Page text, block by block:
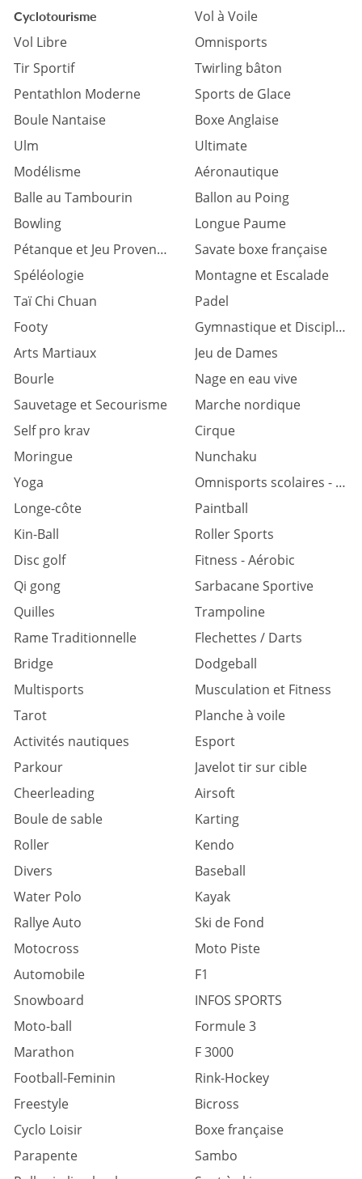
Cyclotourisme
Vol à Voile
Vol Libre
Omnisports
Tir Sportif
Twirling bâton
Pentathlon Moderne
Sports de Glace
Boule Nantaise
Boxe Anglaise
Ulm
Ultimate
Modélisme
Aéronautique
Balle au Tambourin
Ballon au Poing
Bowling
Longue Paume
Pétanque et Jeu Provençal
Savate boxe française
Spéléologie
Montagne et Escalade
Taï Chi Chuan
Padel
Footy
Gymnastique et Discipl. associées
Arts Martiaux
Jeu de Dames
Bourle
Nage en eau vive
Sauvetage et Secourisme
Marche nordique
Self pro krav
Cirque
Moringue
Nunchaku
Yoga
Omnisports scolaires - universitaires
Longe-côte
Paintball
Kin-Ball
Roller Sports
Disc golf
Fitness - Aérobic
Qi gong
Sarbacane Sportive
Quilles
Trampoline
Rame Traditionnelle
Flechettes / Darts
Bridge
Dodgeball
Multisports
Musculation et Fitness
Tarot
Planche à voile
Activités nautiques
Esport
Parkour
Javelot tir sur cible
Cheerleading
Airsoft
Boule de sable
Karting
Roller
Kendo
Divers
Baseball
Water Polo
Kayak
Rallye Auto
Ski de Fond
Motocross
Moto Piste
Automobile
F1
Snowboard
INFOS SPORTS
Moto-ball
Formule 3
Marathon
F 3000
Football-Feminin
Rink-Hockey
Freestyle
Bicross
Cyclo Loisir
Boxe française
Parapente
Sambo